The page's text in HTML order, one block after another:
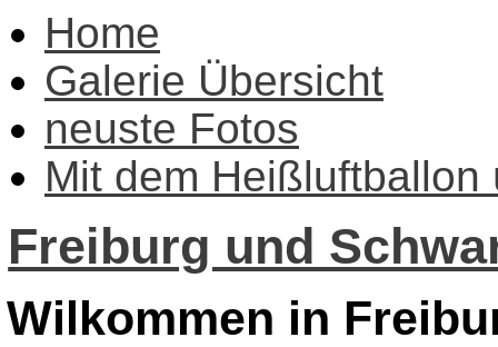
Home
Galerie Übersicht
neuste Fotos
Mit dem Heißluftballon
Freiburg und
Wilkommen in